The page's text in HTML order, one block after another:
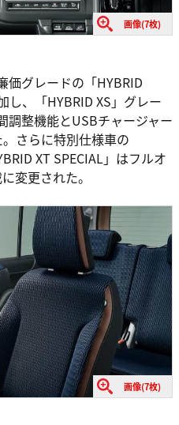
画像(7枚)
価グレードの「HYBRID
し、「HYBRID XS」グレー
調整機能とUSBチャージャー
さらに特別仕様車の
XT SPECIAL」はフルオ
変更された。
画像(7枚)